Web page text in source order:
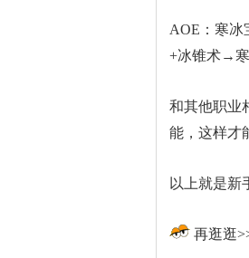
AOE：寒
+冰锥术→寒
和其他职业
能，这样才
以上就是新
再逛逛